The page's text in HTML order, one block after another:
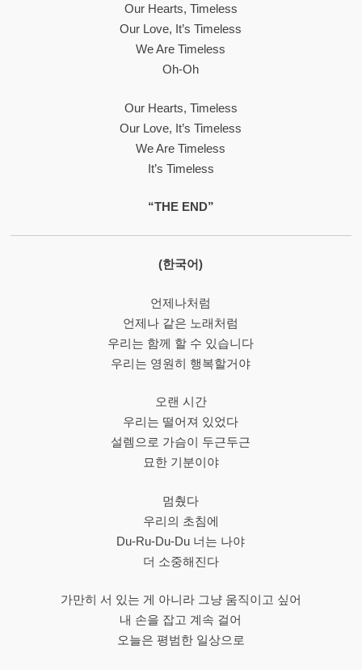
Our Hearts, Timeless
Our Love, It’s Timeless
We Are Timeless
Oh-Oh
Our Hearts, Timeless
Our Love, It’s Timeless
We Are Timeless
It’s Timeless
“THE END”
(한국어)
언제나처럼
언제나 같은 노래처럼
우리는 함께 할 수 있습니다
우리는 영원히 행복할거야
오랜 시간
우리는 떨어져 있었다
설렘으로 가슴이 두근두근
묘한 기분이야
멈췄다
우리의 초침에
Du-Ru-Du-Du 너는 나야
더 소중해진다
가만히 서 있는 게 아니라 그냥 움직이고 싶어
내 손을 잡고 계속 걸어
오늘은 평범한 일상으로